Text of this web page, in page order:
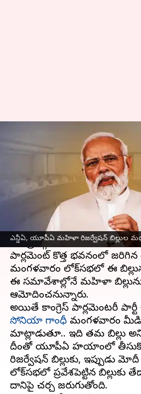
ఎన్డీఏ, యూపీఏ మహిళా రిజర్వేషన్ బిల్లుల
Women's
ఎన్డీఏ, యూపీఏ మహిళా
బిల్లుల మధ్య తేడా
Stalin Sep 19, 2023 05:06 pm
ఈ వార్తాకథనం ఏంటి
చారిత్రాత్మకమహిళా రిజర్వేషన్ బిల్లు
మంత్రివర్గం సోమవారం ఆమోదం
పార్లమెంట్ కొత్త భవనంలో
మంగళవారం లోక్‌సభలో ఈ
ఈ సమావేశాల్లోనే మహిళా
ఆమోదించనున్నారు.
అయితే కాంగ్రెస్ పార్లమెంటరీ పార్టీ
సోనియా గాంధీ మంగళవారం
మాట్లాడుతూ.. ఇది తమ బిల్లు
దీంతో యూపీఏ హయాంలో
రిజర్వేషన్ బిల్లుకు, ఇప్పుడు మోదీ
లోక్‌సభలో ప్రవేశపెట్టిన బిల్లుకు
దానిపై చర్చ జరుగుతోంది.